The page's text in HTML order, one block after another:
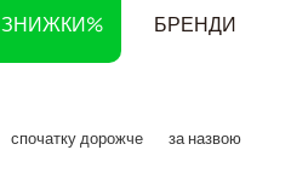
ЗНИЖКИ% БРЕНДИ
спочатку дорожче за назвою